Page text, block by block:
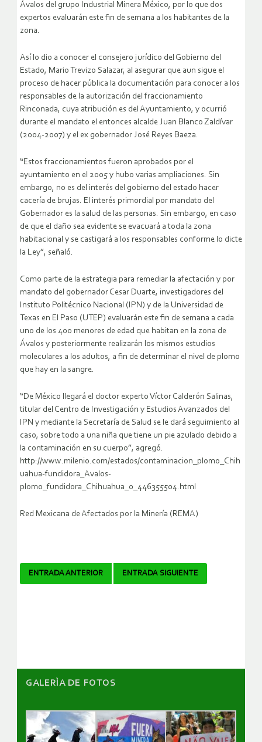
Ávalos del grupo Industrial Minera México, por lo que dos
expertos evaluarán este fin de semana a los habitantes de la
zona.
Así lo dio a conocer el consejero jurídico del Gobierno del
Estado, Mario Trevizo Salazar, al asegurar que aun sigue el
proceso de hacer pública la documentación para conocer a los
responsables de la autorización del fraccionamiento
Rinconada, cuya atribución es del Ayuntamiento, y ocurrió
durante el mandato el entonces alcalde Juan Blanco Zaldívar
(2004-2007) y el ex gobernador José Reyes Baeza.
“Estos fraccionamientos fueron aprobados por el
ayuntamiento en el 2005 y hubo varias ampliaciones. Sin
embargo, no es del interés del gobierno del estado hacer
cacería de brujas. El interés primordial por mandato del
Gobernador es la salud de las personas. Sin embargo, en caso
de que el daño sea evidente se evacuará a toda la zona
habitacional y se castigará a los responsables conforme lo dicte
la Ley”, señaló.
Como parte de la estrategia para remediar la afectación y por
mandato del gobernador Cesar Duarte, investigadores del
Instituto Politécnico Nacional (IPN) y de la Universidad de
Texas en El Paso (UTEP) evaluarán este fin de semana a cada
uno de los 400 menores de edad que habitan en la zona de
Ávalos y posteriormente realizarán los mismos estudios
moleculares a los adultos, a fin de determinar el nivel de plomo
que hay en la sangre.
“De México llegará el doctor experto Víctor Calderón Salinas,
titular del Centro de Investigación y Estudios Avanzados del
IPN y mediante la Secretaría de Salud se le dará seguimiento al
caso, sobre todo a una niña que tiene un pie azulado debido a
la contaminación en su cuerpo”, agregó.
http://www.milenio.com/estados/contaminacion_plomo_Chih
uahua-fundidora_Avalos-
plomo_fundidora_Chihuahua_0_446355504.html
Red Mexicana de Afectados por la Minería (REMA)
Navegador
ENTRADA ANTERIOR ENTRADA SIGUIENTE
GALERÌA DE FOTOS